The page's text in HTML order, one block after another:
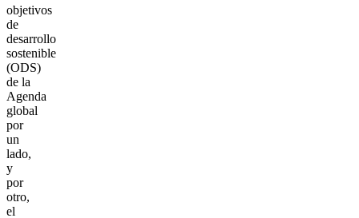
objetivos
de
desarrollo
sostenible
(ODS)
de la
Agenda
global
por
un
lado,
y
por
otro,
el